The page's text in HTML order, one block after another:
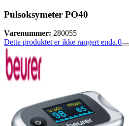
Pulsoksymeter PO40
Varenummer: 280055
Dette produktet er ikke rangert enda.0